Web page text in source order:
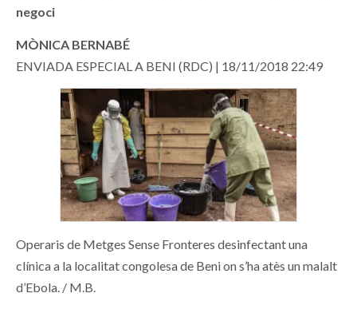
negoci
MÒNICA BERNABÉ
ENVIADA ESPECIAL A BENI (RDC) | 18/11/2018 22:49
Operaris de Metges Sense Fronteres desinfectant una
clínica a la localitat congolesa de Beni on s’ha atès un malalt
d’Ebola. / M.B.